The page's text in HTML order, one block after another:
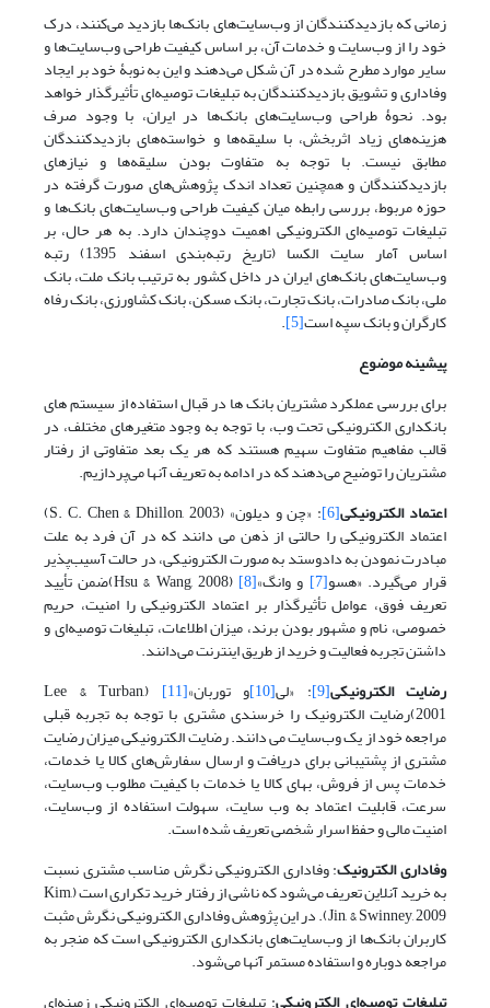
زمانی که بازدیدکنندگان از وب‌سایت‌های بانک‌ها بازدید می‌کنند، درک
خود را از وب‌سایت و خدمات آن، بر اساس کیفیت طراحی وب‌سایت‌ها و
سایر موارد مطرح شده در آن شکل می‌دهند و این به نوبۀ خود بر ایجاد
وفاداری و تشویق بازدیدکنندگان به تبلیغات توصیه‌ای تأثیرگذار خواهد
بود. نحوۀ طراحی وب‌سایت‌های بانک‌ها در ایران، با وجود صرف
هزینه‌های زیاد اثربخش، با سلیقه‌ها و خواسته‌های بازدیدکنندگان
مطابق نیست. با توجه به متفاوت بودن سلیقه‌ها و نیازهای
بازدیدکنندگان و همچنین تعداد اندک پژوهش‌های صورت گرفته در
حوزه مربوط، بررسی رابطه میان کیفیت طراحی وب‌سایت‌های بانک‌ها و
تبلیغات توصیه‌ای الکترونیکی اهمیت دوچندان دارد. به هر حال، بر
اساس آمار سایت الکسا (تاریخ رتبه‌بندی اسفند 1395) رتبه
وب‌سایت‌های بانک‌های ایران در داخل کشور به ترتیب بانک ملت، بانک
ملی، بانک صادرات، بانک تجارت، بانک مسکن، بانک کشاورزی، بانک رفاه
کارگران و بانک سپه است[5]
.
پیشینه موضوع
برای بررسی عملکرد مشتریان بانک ها در قبال استفاده از سیستم های
بانکداری الکترونیکی تحت وب، با توجه به وجود متغیرهای مختلف، در
قالب مفاهیم متفاوت سهیم هستند که هر یک بعد متفاوتی از رفتار
مشتریان را توضیح می‌دهند که در ادامه به تعریف آنها می‌پردازیم.
اعتماد الکترونیکی[6] : «چن و دیلون» (S. C. Chen & Dhillon, 2003)
اعتماد الکترونیکی را حالتی از ذهن می دانند که در آن فرد به علت
مبادرت نمودن به دادوستد به صورت الکترونیکی، در حالت آسیب‌پذیر
قرار می‌گیرد. «هسو[7] و وانگ»[8] (Hsu & Wang, 2008)ضمن تأیید
تعریف فوق، عوامل تأثیرگذار بر اعتماد الکترونیکی را امنیت، حریم
خصوصی، نام و مشهور بودن برند، میزان اطلاعات، تبلیغات توصیه‌ای و
داشتن تجربه فعالیت و خرید از طریق اینترنت می‌دانند.
رضایت الکترونیکی[9] : «لی[10] و توربان»[11]
(Lee & Turban,
2001)رضایت الکترونیک را خرسندی مشتری با توجه به تجربه قبلی
مراجعه خود از یک وب‌سایت می دانند. رضایت الکترونیکی میزان رضایت
مشتری از پشتیبانی برای دریافت و ارسال سفارش‌های کالا یا خدمات،
خدمات پس از فروش، بهای کالا یا خدمات با کیفیت مطلوب وب‌سایت،
سرعت، قابلیت اعتماد به وب سایت، سهولت استفاده از وب‌سایت،
امنیت مالی و حفظ اسرار شخصی تعریف شده است.
وفاداری الکترونیک: وفاداری الکترونیکی نگرش مناسب مشتری نسبت
به خرید آنلاین تعریف می‌شود که ناشی از رفتار خرید تکراری است (Kim,
Jin, & Swinney, 2009). در این پژوهش وفاداری الکترونیکی نگرش مثبت
کاربران بانک‌ها از وب‌سایت‌های بانکداری الکترونیکی است که منجر به
مراجعه دوباره و استفاده مستمر آنها می‌شود.